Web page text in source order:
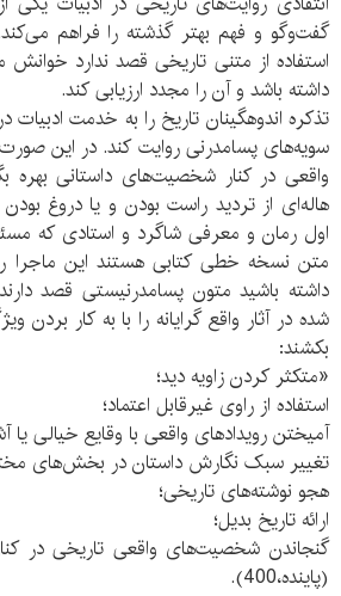
گفت‌وگو و فهم بهتر گذشته را فراهم می‌کند.
استفاده از متنی تاریخی قصد ندارد خوانش
داشته باشد و آن را مجدد ارزیابی کند.
تذکره اندوهگینان تاریخ را به خدمت ادبیات
سویه‌های پسامدرنی روایت کند. در این
واقعی در کنار شخصیت‌های داستانی بهره
هاله‌ای از تردید راست بودن و یا دروغ
اول رمان و معرفی شاگرد و استادی که
متن نسخه خطی کتابی هستند این ماجرا
داشته باشید متون پسامدرنیستی قصد
شده در آثار واقع گرایانه را با به کار
بکشند:
«متکثر کردن زاویه دید؛
استفاده از راوی غیرقابل اعتماد؛
آمیختن رویدادهای واقعی با وقایع خیالی یا
تغییر سبک نگارش داستان در بخش‌های
هجو نوشته‌های تاریخی؛
ارائه تاریخ بدیل؛
گنجاندن شخصیت‌های واقعی تاریخی در
(پاینده،400).